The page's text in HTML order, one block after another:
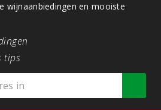
wijnaanbiedingen en mooiste
tips